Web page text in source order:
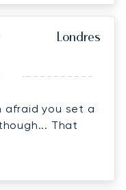
Londres
afraid you set a
That